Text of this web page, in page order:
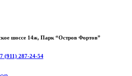
шоссе 14ж, Парк “Остров Фортов”
(911) 287-24-54